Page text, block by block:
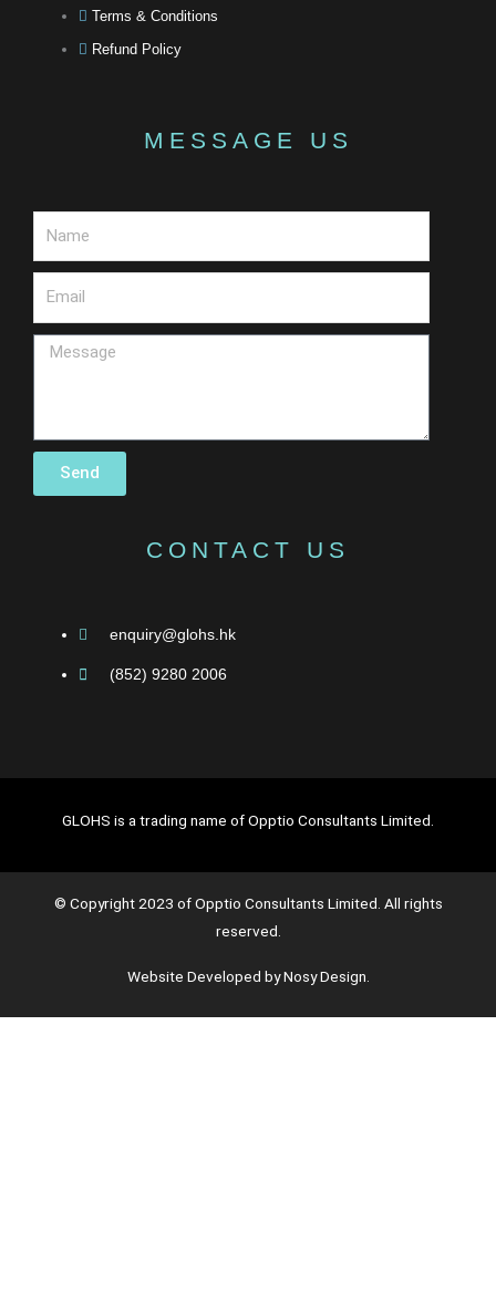
Terms & Conditions
Refund Policy
MESSAGE US
Send
CONTACT US
enquiry@glohs.hk
(852) 9280 2006
GLOHS is a trading name of Opptio Consultants Limited.
© Copyright 2023 of Opptio Consultants Limited. All rights
reserved.
Website Developed by Nosy Design.